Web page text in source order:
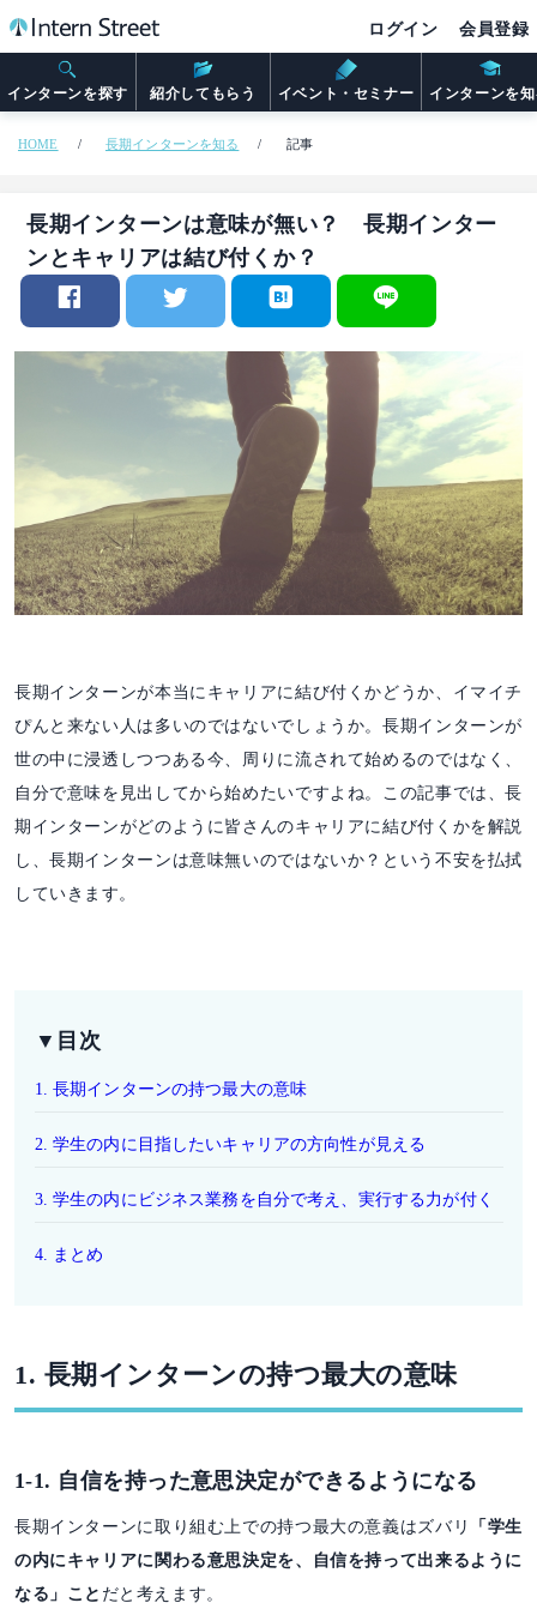
インターンを探す 紹介してもらう イベント・セミナー インターンを
ログイン 会員登録
HOME 長期インターンを知る 記事
長期インターンは意味が無い？ 長期インター
ンとキャリアは結び付くか？
長期インターンが本当にキャリアに結び付くかどうか、イマイチ
ぴんと来ない人は多いのではないでしょうか。長期インターンが
世の中に浸透しつつある今、周りに流されて始めるのではなく、
自分で意味を見出してから始めたいですよね。この記事では、長
期インターンがどのように皆さんのキャリアに結び付くかを解説
し、長期インターンは意味無いのではないか？という不安を払拭
していきます。
▼目次
1. 長期インターンの持つ最大の意味
2. 学生の内に目指したいキャリアの方向性が見える
3. 学生の内にビジネス業務を自分で考え、実行する力が付く
4. まとめ
1. 長期インターンの持つ最大の意味
1-1. 自信を持った意思決定ができるようになる
長期インターンに取り組む上での持つ最大の意義はズバリ
「学生
の内にキャリアに関わる意思決定を、自信を持って出来るように
なる」こと だと考えます。